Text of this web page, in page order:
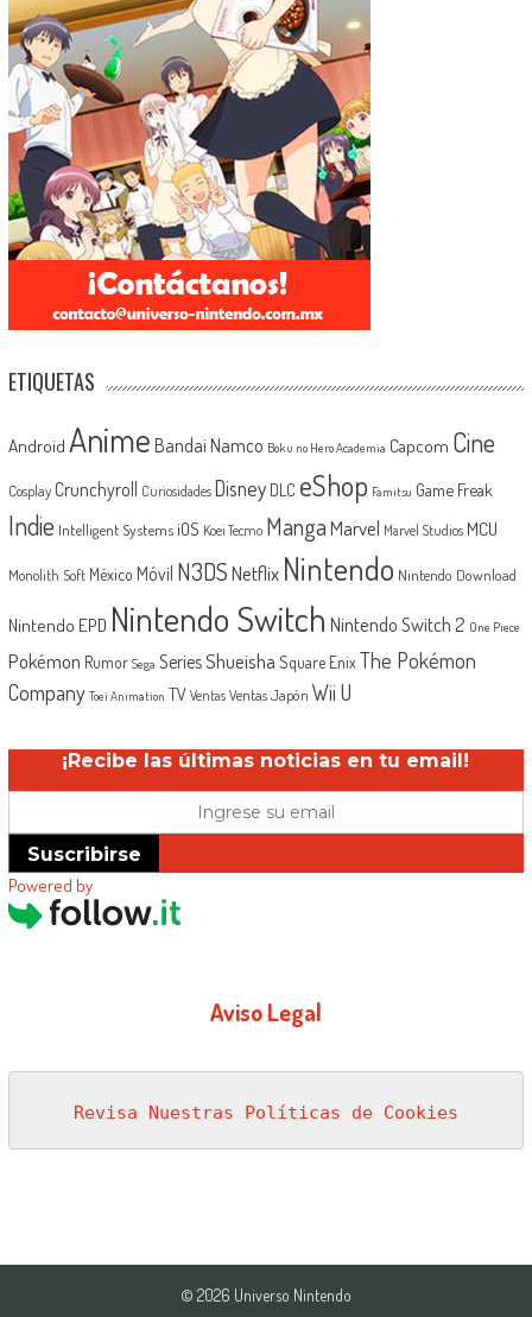
ETIQUETAS
Android Anime Bandai Namco Boku no Hero Academia Capcom Cine
Cosplay Crunchyroll Curiosidades Disney DLC eShop Famitsu Game Freak
Indie Intelligent Systems iOS Koei Tecmo MangaMarvel Marvel Studios MCU
Monolith Soft México Móvil N3DSNetflix Nintendo Nintendo Download
Nintendo EPD Nintendo Switch Nintendo Switch 2 One Piece
Pokémon Rumor Sega SeriesShueisha Square EnixThe Pokémon
Company Toei Animation TV Ventas Ventas Japón Wii U
¡Recibe las últimas noticias en tu email!
Suscribirse
Powered by
Aviso Legal
Revisa Nuestras Políticas de Cookies
© 2026 Universo Nintendo